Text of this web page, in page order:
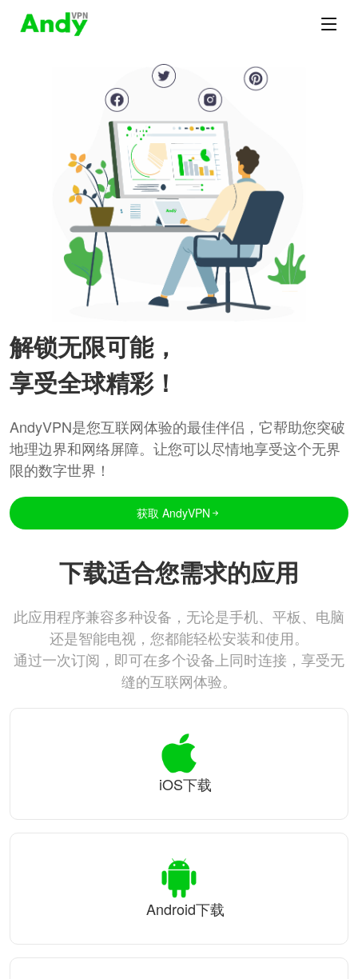
解锁无限可能，
享受全球精彩！
AndyVPN是您互联网体验的最佳伴侣，它帮助您突破
地理边界和网络屏障。让您可以尽情地享受这个无界
限的数字世界！
获取 AndyVPN
下载适合您需求的应用
此应用程序兼容多种设备，无论是手机、平板、电脑
还是智能电视，您都能轻松安装和使用。
通过一次订阅，即可在多个设备上同时连接，享受无
缝的互联网体验。
iOS下载
Android下载